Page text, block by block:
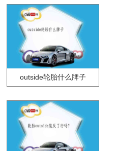
outside轮胎什么牌子